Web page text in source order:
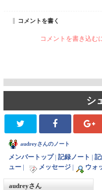
コメントを書く
コメントを書き込む
シ
audreyさんのノート
メンバートップ| 記録ノート 記
ュー
メッセージ ウォ
audreyさん